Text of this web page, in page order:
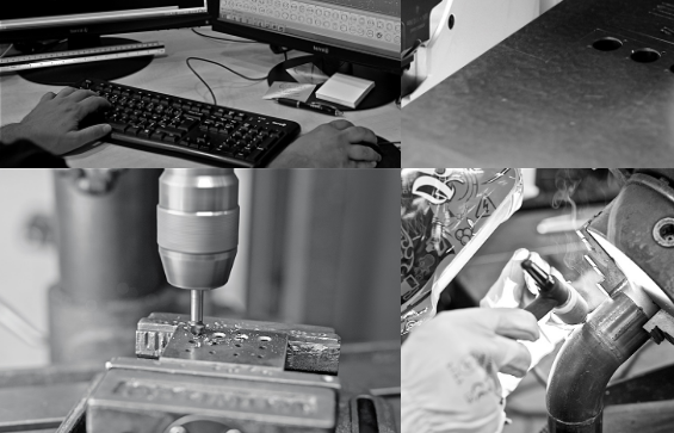
VOIR
USINAGE
VOIR
SOUDURE
VOIR